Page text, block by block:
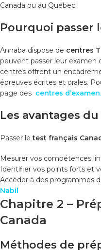
Canada ou au Québec.
Pourquoi passer
Annaba dispose de centres
peuvent passer leur examen
centres offrent un
épreuves écrites et orales.
page des centres d’examen.
Les avantages du
Passer letest français
Mesurer vos compétences
Identifier vos points forts et
Accéder à des programmes
Nabil
Chapitre 2 –
Canada
Méthodes de